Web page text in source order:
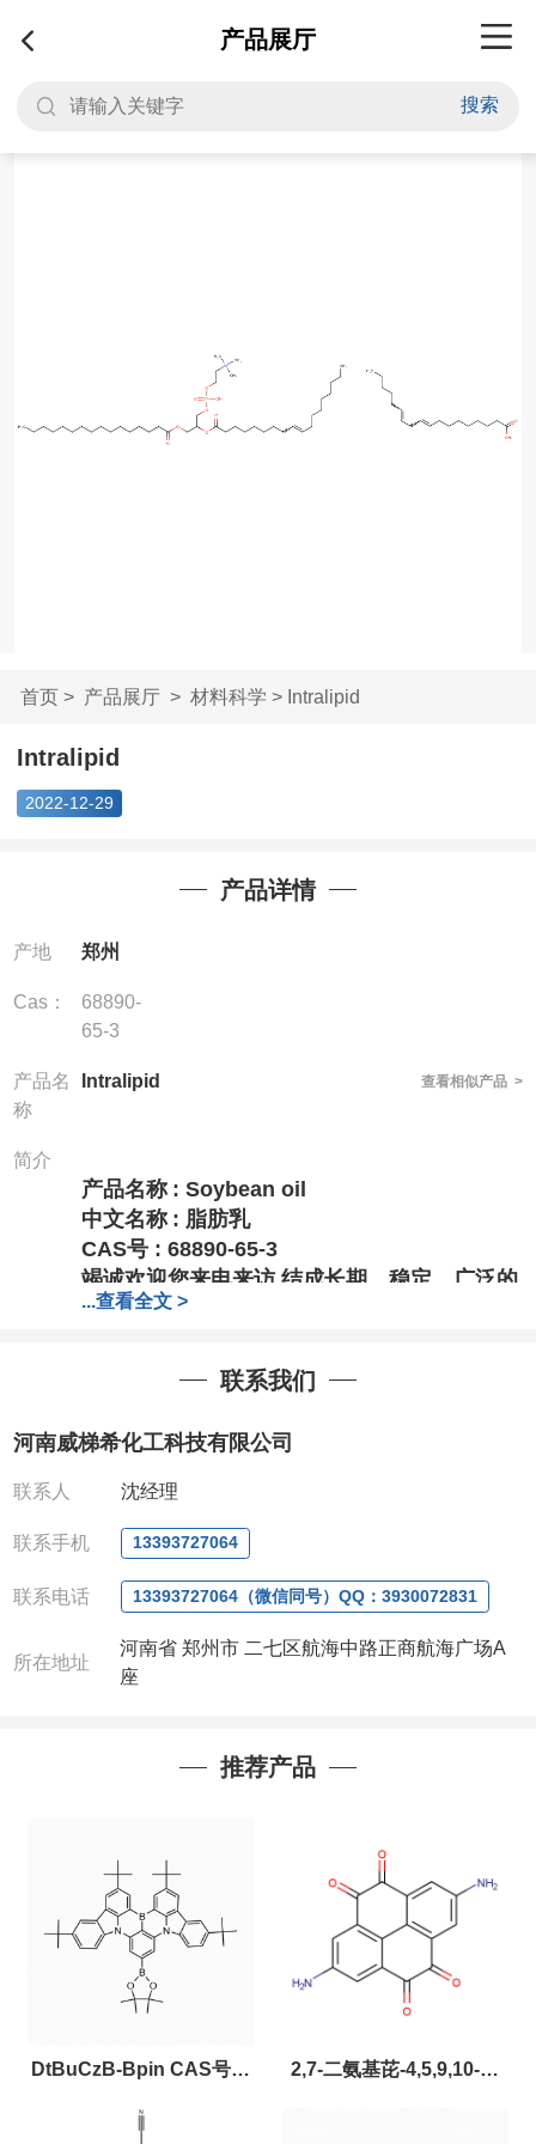
产品展厅
搜索
首页> 产品展厅> 材料科学 > Intralipid
Intralipid
2022-12-29
产品详情
产地 郑州
Cas：
68890-
65-3
产品名
称
Intralipid 查看相似产品 >
简介
产品名称 : Soybean oil
中文名称 : 脂肪乳
CAS号 : 68890-65-3
竭诚欢迎您来电来访,结成长期、稳定、广泛的
战略合作关系,携手共创美好未来!
针对高校或者国家科研单位
款,产品质量好,价格好,售后服务更好!!选择阿
尔法,会让您事半功倍!!!
电话:13393727064（微信）
0371-63377391、
联系人：周经理
信联系)
注：店铺内只有部分产品，如需其他产品也可
咨询定制！
以下是公司部分现货产品，同类也均可提供，
...查看全文 >
联系我们
河南威梯希化工科技有限公司
联系人 沈经理
联系手机 13393727064
联系电话 13393727064（微信同号）QQ：3930072831
所在地址
河南省 郑州市 二七区航海中路正商航海广场A
座
推荐产品
DtBuCzB-Bpin CAS号：
2643331-97-7
2,7-二氨基芘-4,5,9,10-四